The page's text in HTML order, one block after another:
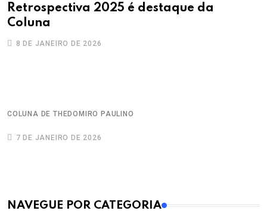
Retrospectiva 2025 é destaque da
Coluna
8 DE JANEIRO DE 2026
COLUNA DE THEDOMIRO PAULINO
7 DE JANEIRO DE 2026
MAIS VISTOS
NAVEGUE POR CATEGORIA